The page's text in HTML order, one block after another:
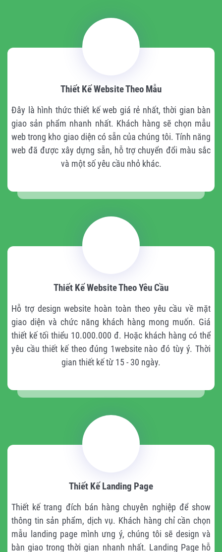
Thiết Kế Website Theo Mẫu
Đây là hình thức thiết kế web giá rẻ nhất, thời gian bàn
giao sản phẩm nhanh nhất. Khách hàng sẽ chọn mẫu
web trong kho giao diện có sẵn của chúng tôi. Tính năng
web đã được xây dựng sẵn, hỗ trợ chuyển đổi màu sắc
và một số yêu cầu nhỏ khác.
Thiết Kế Website Theo Yêu Cầu
Hỗ trợ design website hoàn toàn theo yêu cầu về mặt
giao diện và chức năng khách hàng mong muốn. Giá
thiết kế tối thiểu 10.000.000 đ. Hoặc khách hàng có thể
yêu cầu thiết kế theo đúng 1website nào đó tùy ý. Thời
gian thiết kế từ 15 - 30 ngày.
Thiết Kế Landing Page
Thiết kế trang đích bán hàng chuyên nghiệp để show
thông tin sản phẩm, dịch vụ. Khách hàng chỉ cần chọn
mẫu landing page mình ưng ý, chúng tôi sẽ design và
bàn giao trong thời gian nhanh nhất. Landing Page hỗ